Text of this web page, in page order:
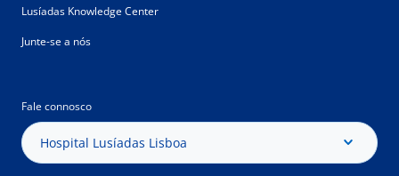
Lusíadas Knowledge Center
Junte-se a nós
Fale connosco
Hospital Lusíadas Lisboa